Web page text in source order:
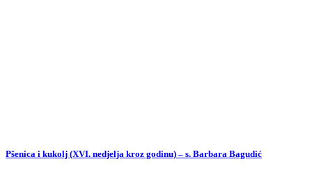
Pšenica i kukolj (XVI. nedjelja kroz godinu) – s. Barbara Bagudić